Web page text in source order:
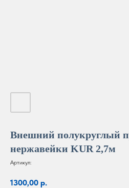
Внешний полукруглый
нержавейки KUR 2,7м
Артикул:
1300,00 р.